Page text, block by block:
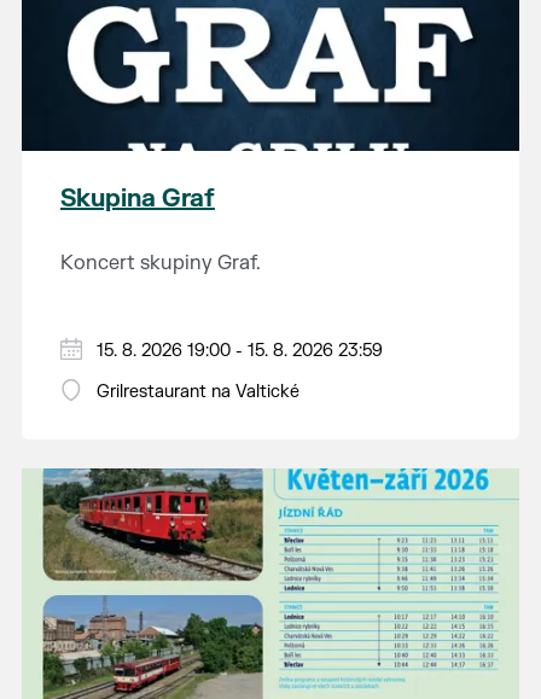
Skupina Graf
Koncert skupiny Graf.
15. 8. 2026 19:00 - 15. 8. 2026 23:59
Grilrestaurant na Valtické